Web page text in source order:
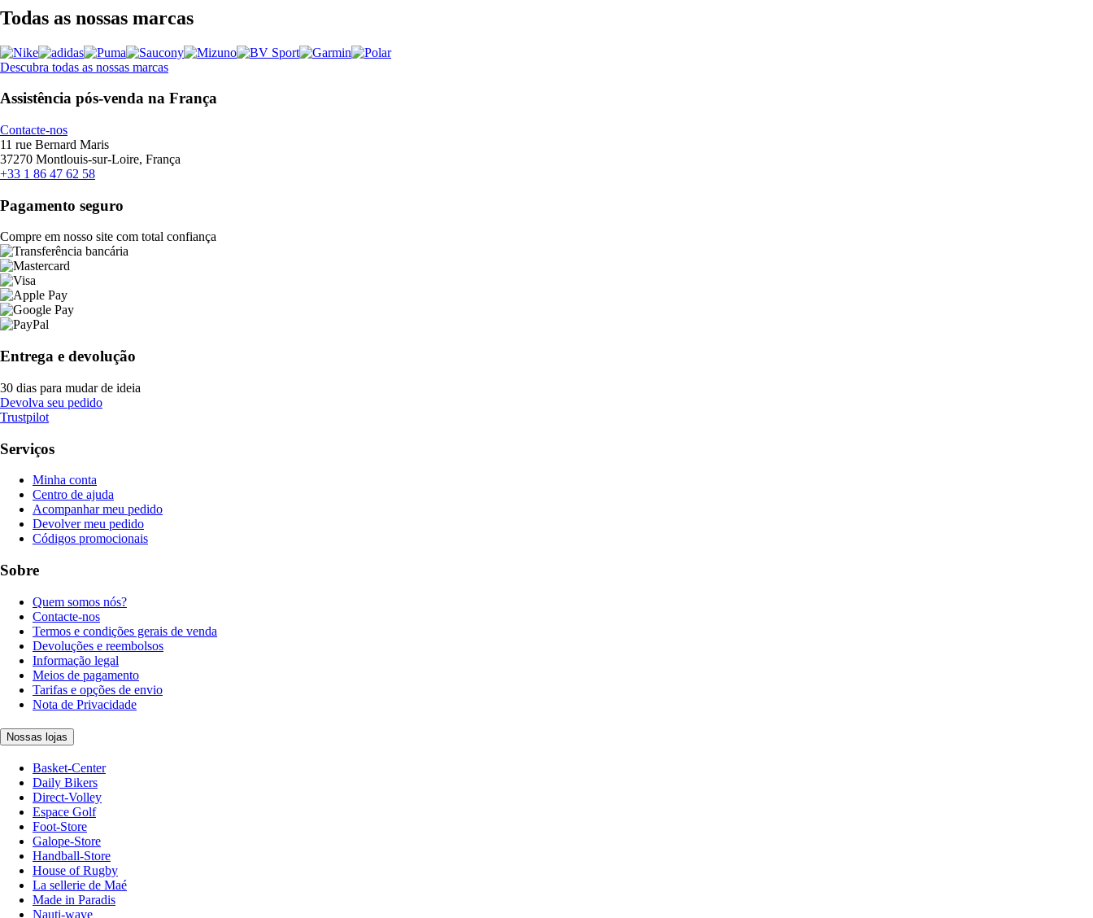
Todas as nossas marcas
Descubra todas as nossas marcas
Assistência pós-venda na França
Contacte-nos
11 rue Bernard Maris
37270 Montlouis-sur-Loire, França
+33 1 86 47 62 58
Pagamento seguro
Compre em nosso site com total confiança
Entrega e devolução
30 dias para mudar de ideia
Devolva seu pedido
Trustpilot
Serviços
Minha conta
Centro de ajuda
Acompanhar meu pedido
Devolver meu pedido
Códigos promocionais
Sobre
Quem somos nós?
Contacte-nos
Termos e condições gerais de venda
Devoluções e reembolsos
Informação legal
Meios de pagamento
Tarifas e opções de envio
Nota de Privacidade
Nossas lojas
Basket-Center
Daily Bikers
Direct-Volley
Espace Golf
Foot-Store
Galope-Store
Handball-Store
House of Rugby
La sellerie de Maé
Made in Paradis
Nauti-wave